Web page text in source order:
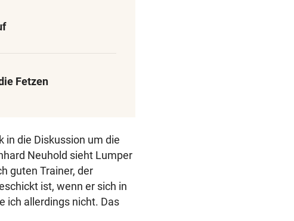
Fetzen
in die Diskussion um die
Neuhold sieht Lumper
guten Trainer, der
ist, wenn er sich in
ich allerdings nicht. Das